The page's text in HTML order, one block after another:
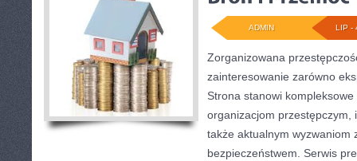
LIP -
ADMIN
Zorganizowana
zainteresowanie zarówno
Strona stanowi
organizacjom przestępczym,
także aktualnym wyzwaniom
bezpieczeństwem. Serwis